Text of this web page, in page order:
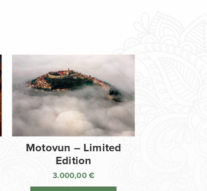
Motovun – Limited
Edition
3.000,00 €